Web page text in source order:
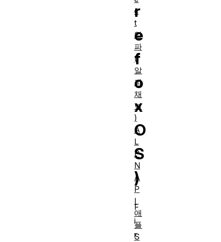
r
e
f
o
x
O
S
)
F
i
r
c
t
알
파
(
알
파
채
널
)
A
L
P
N
A
P
I
애
플
S